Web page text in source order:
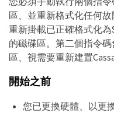
區、並重新格式化任何
重新掛載已正確格式化為
的磁碟區。第二個指令
區、視需要重新建置
開始之前
您已更換硬體、以更